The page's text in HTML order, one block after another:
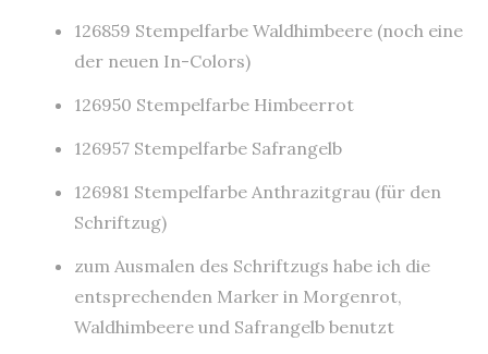
126859 Stempelfarbe Waldhimbeere (noch eine
der neuen In-Colors)
126950 Stempelfarbe Himbeerrot
126957 Stempelfarbe Safrangelb
126981 Stempelfarbe Anthrazitgrau (für den
Schriftzug)
zum Ausmalen des Schriftzugs habe ich die
entsprechenden Marker in Morgenrot,
Waldhimbeere und Safrangelb benutzt